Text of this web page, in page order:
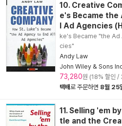
10. Creative
e's Became the
l Ad Agencies
ke's Became "the Ad
cies"
Andy Law
John Wiley & Sons
73,280원 (18% 할인 /
택배로 주문하면 8월 25
11. Selling 'em
tle and the